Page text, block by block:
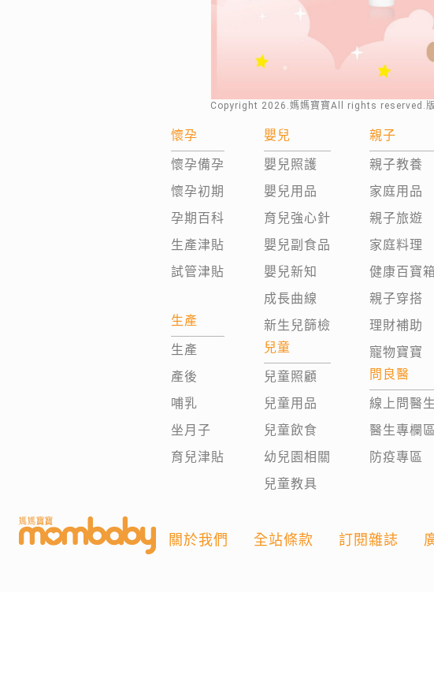
Copyright 2026 .媽媽寶寶All rights reserved.
懷孕
懷孕備孕
懷孕初期
孕期百科
生產津貼
試管津貼
生產
生產
產後
哺乳
坐月子
育兒津貼
嬰兒
嬰兒照護
嬰兒用品
育兒強心針
嬰兒副食品
嬰兒新知
成長曲線
新生兒篩檢
兒童
兒童照顧
兒童用品
兒童飲食
幼兒園相關
兒童教具
親子
親子教養
家庭用品
親子旅遊
家庭料理
健康百寶
親子穿搭
理財補助
寵物寶寶
問良醫
線上問醫生
醫生專欄區
防疫專區
關於我們 全站條款 訂閱雜誌